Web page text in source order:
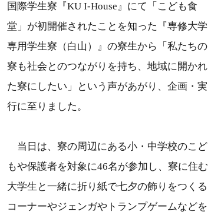
国際学生寮『KU I-House』にて「こども食
堂」が初開催されたことを知った『専修大学
専用学生寮（白山）』の寮生から「私たちの
寮も社会とのつながりを持ち、地域に開かれ
た寮にしたい」という声があがり、企画・実
行に至りました。
当日は、寮の周辺にある小・中学校のこど
もや保護者を対象に46名が参加し、寮に住む
大学生と一緒に折り紙で七夕の飾りをつくる
コーナーやジェンガやトランプゲームなどを